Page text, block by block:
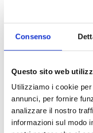
Consenso
Questo sito web
Utilizziamo i cookie
annunci, per fornire
analizzare il nostro
informazioni sul modo
rivoluziona la
un'interfaccia utente
anche una
un raggio di800m.
di qualsiasi marca e
conference,
prezzo. Ideale per
qualità audio
«RCF»* e tecnologia